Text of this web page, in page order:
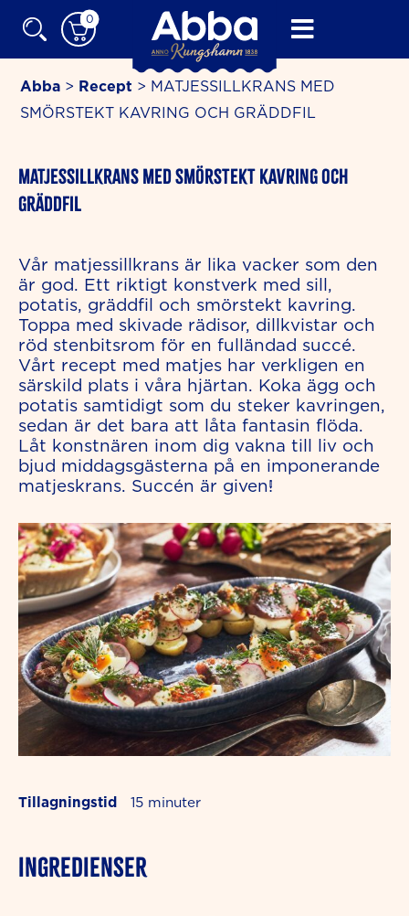
0
Abba > Recept > MATJESSILLKRANS MED
SMÖRSTEKT KAVRING OCH GRÄDDFIL
MATJESSILLKRANS MED SMÖRSTEKT KAVRING OCH
GRÄDDFIL
Vår matjessillkrans är lika vacker som den
är god. Ett riktigt konstverk med sill,
potatis, gräddfil och smörstekt kavring.
Toppa med skivade rädisor, dillkvistar och
röd stenbitsrom för en fulländad succé.
Vårt recept med matjes har verkligen en
särskild plats i våra hjärtan. Koka ägg och
potatis samtidigt som du steker kavringen,
sedan är det bara att låta fantasin flöda.
Låt konstnären inom dig vakna till liv och
bjud middagsgästerna på en imponerande
matjeskrans. Succén är given!
Tillagningstid 15
INGREDIENSER